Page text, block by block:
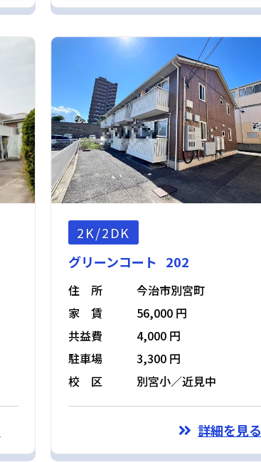
2K/2DK
グリーンコート 202
住 所
今治市別宮町
家 賃
56,000 円
共益費
4,000 円
駐車場
3,300 円
校 区
別宮小／近見中
詳細を見る